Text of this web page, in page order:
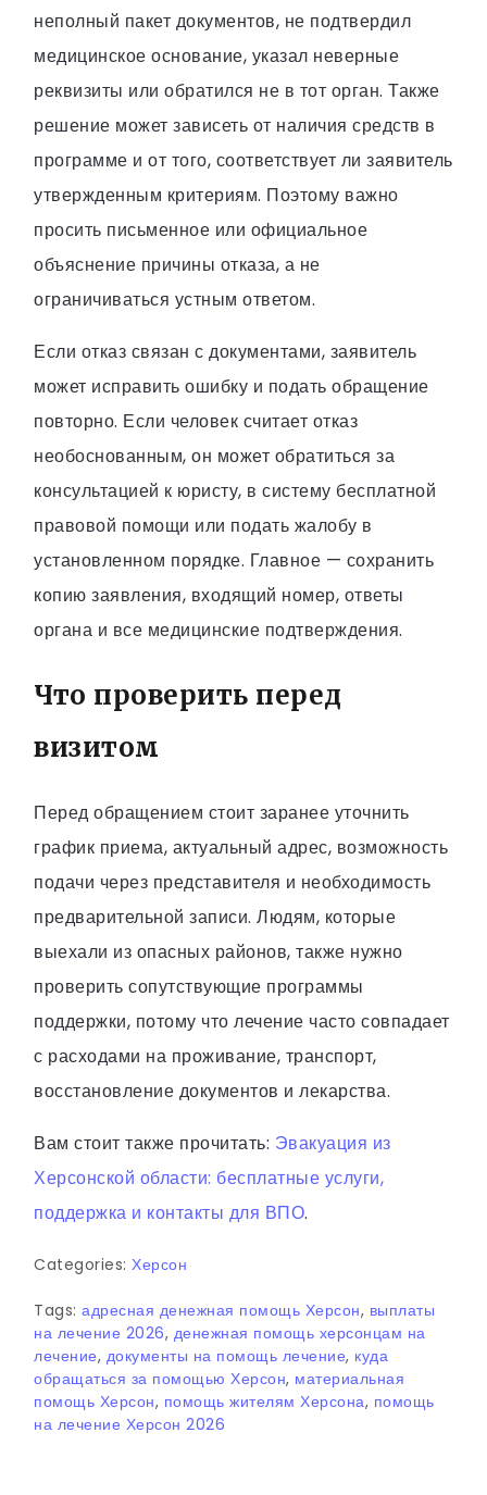
неполный пакет документов, не подтвердил
медицинское основание, указал неверные
реквизиты или обратился не в тот орган. Также
решение может зависеть от наличия средств в
программе и от того, соответствует ли заявитель
утвержденным критериям. Поэтому важно
просить письменное или официальное
объяснение причины отказа, а не
ограничиваться устным ответом.
Если отказ связан с документами, заявитель
может исправить ошибку и подать обращение
повторно. Если человек считает отказ
необоснованным, он может обратиться за
консультацией к юристу, в систему бесплатной
правовой помощи или подать жалобу в
установленном порядке. Главное — сохранить
копию заявления, входящий номер, ответы
органа и все медицинские подтверждения.
Что проверить перед
визитом
Перед обращением стоит заранее уточнить
график приема, актуальный адрес, возможность
подачи через представителя и необходимость
предварительной записи. Людям, которые
выехали из опасных районов, также нужно
проверить сопутствующие программы
поддержки, потому что лечение часто совпадает
с расходами на проживание, транспорт,
восстановление документов и лекарства.
Вам стоит также прочитать: Эвакуация из
Херсонской области: бесплатные услуги,
поддержка и контакты для ВПО.
Categories: Херсон
Tags: адресная денежная помощь Херсон, выплаты
на лечение 2026, денежная помощь херсонцам на
лечение, документы на помощь лечение, куда
обращаться за помощью Херсон, материальная
помощь Херсон, помощь жителям Херсона, помощь
на лечение Херсон 2026